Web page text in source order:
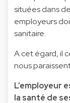
situées dans
employeurs
sanitaire.
A cet égard, il
nous
L’employeur
la santé de